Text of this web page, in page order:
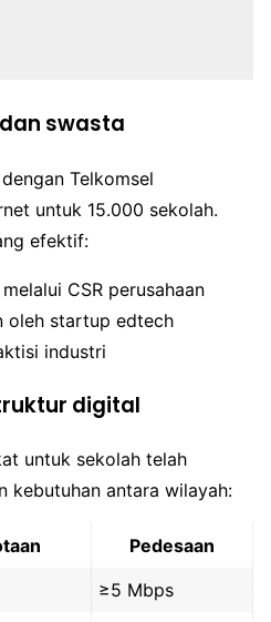
swasta
Telkomsel
untuk 15.000 sekolah.
efektif:
CSR perusahaan
oleh startup edtech
industri
digital
untuk sekolah telah
kebutuhan antara wilayah:
Pedesaan
≥5 Mbps